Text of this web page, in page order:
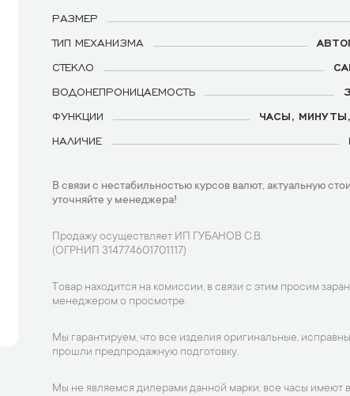
РАЗМЕР
ТИП МЕХАНИЗМА
СТЕКЛО
ВОДОНЕПРОНИЦАЕМОСТЬ
ФУНКЦИИ
ЧАСЫ,
НАЛИЧИЕ
В связи с нестабильностью курсов валют, актуальную
уточняйте у менеджера!
Продажу осуществляет ИП ГУБАНОВ С.В.
(ОГРНИП 314774601701117)
Товар находится на комиссии, в связи с этим просим
менеджером о просмотре.
Мы гарантируем, что все изделия оригинальные,
прошли предпродажную подготовку.
Мы не являемся дилерами данной марки, все часы имеют